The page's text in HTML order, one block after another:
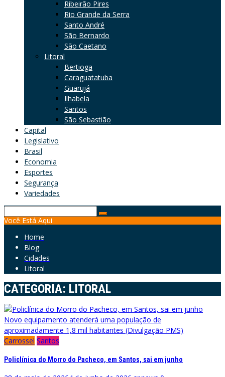
Ribeirão Pires
Rio Grande da Serra
Santo André
São Bernardo
São Caetano
Litoral
Bertioga
Caraguatatuba
Guarujá
Ilhabela
Santos
São Sebastião
Capital
Legislativo
Brasil
Economia
Esportes
Segurança
Variedades
for:
Você Está Aqui
Home
Blog
Cidades
Litoral
CATEGORIA: LITORAL
Novo equipamento atenderá uma população de
aproximadamente 1,8 mil habitantes (Divulgação PMS)
Carrossel Santos
Policlínica do Morro do Pacheco, em Santos, sai em junho